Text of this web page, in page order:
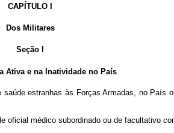
CAPÍTULO I
Dos Militares
Seção I
e na Inatividade no País
estranhas às Forças Armadas, no País
médico subordinado ou de facultativo